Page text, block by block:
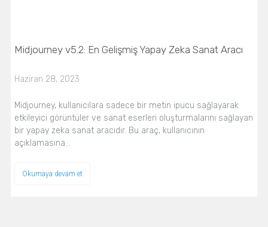
Midjourney v5.2: En Gelişmiş Yapay Zeka Sanat Aracı
Haziran 28, 2023
Midjourney, kullanıcılara sadece bir metin ipucu sağlayarak
etkileyici görüntüler ve sanat eserleri oluşturmalarını sağlayan
bir yapay zeka sanat aracıdır. Bu araç, kullanıcının
açıklamasına…
Okumaya devam et